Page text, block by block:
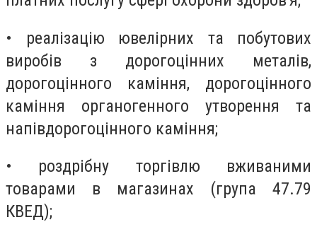
• реалізацію ювелірних та побутових
виробів з дорогоцінних металів,
дорогоцінного каміння, дорогоцінного
каміння органогенного утворення та
напівдорогоцінного каміння;
• роздрібну торгівлю вживаними
товарами в магазинах (група 47.79
КВЕД);